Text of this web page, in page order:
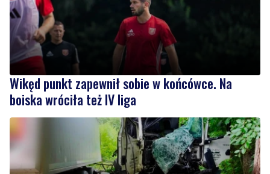
Wikęd punkt zapewnił sobie w końcówce. Na
boiska wróciła też IV liga